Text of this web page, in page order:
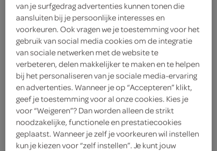
Let op: aanbiedingen zijn niet zichtbaar bij de
producten, maar worden wél automatisch
verwerkt in de winkelmand.
lekkere vanille vla met een crunchy chocoladetwist
met crunchy chocoladebolletjes
lekker knapperige bite
van je surfgedrag advertenties kunnen tonen die
aansluiten bij je persoonlijke interesses en
voorkeuren. Ook vragen we je toestemming voor het
gebruik van social media cookies om de integratie
van sociale netwerken met de website te
verbeteren, delen makkelijker te maken en te helpen
bij het personaliseren van je sociale media-ervaring
en advertenties. Wanneer je op “Accepteren” klikt,
geef je toestemming voor al onze cookies. Kies je
voor “Weigeren”? Dan worden alleen de strikt
noodzakelijke, functionele en prestatiecookies
geplaatst. Wanneer je zelf je voorkeuren wil instellen
kun je kiezen voor “zelf instellen”. Je kunt jouw